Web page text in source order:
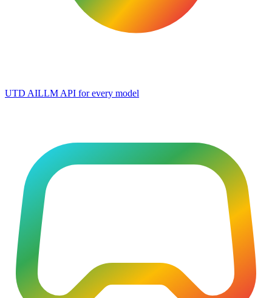
UTD AILLM API for every model